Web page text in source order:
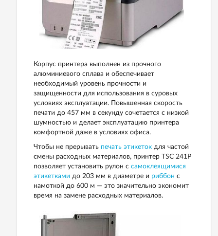
Корпус принтера выполнен из прочного
алюминиевого сплава и обеспечивает
необходимый уровень прочности и
защищенности для использования в суровых
условиях эксплуатации. Повышенная скорость
печати до 457 мм в секунду сочетается с низкой
шумностью и делает эксплуатацию принтера
комфортной даже в условиях офиса.
Чтобы не прерывать печать этикеток для частой
смены расходных материалов, принтер TSC 241P
позволяет установить рулон с самоклеящимися
этикетками до 203 мм в диаметре и риббон с
намоткой до 600 м — это значительно экономит
время на замене расходных материалов.